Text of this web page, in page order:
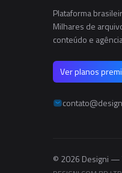
Plataforma
Milhares de
conteúdo e
Ver planos
© 2026 Designi —